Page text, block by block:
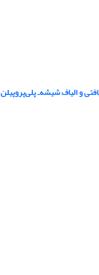
و الیاف شیشه‌ـ پلی‌پروپیلن